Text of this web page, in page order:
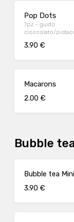
Pop Dots
7pz - gusto
cioccolato/
3.90 €
Macarons
2.00 €
Bubble
Bubble tea Mini
3.90 €